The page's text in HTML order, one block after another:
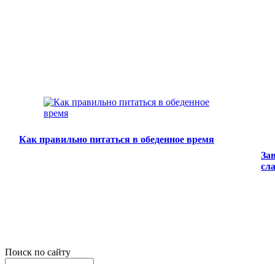
Как правильно питаться в обеденное время
Поиск по сайту